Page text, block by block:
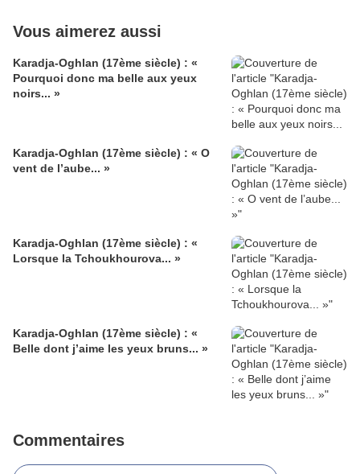
Vous aimerez aussi
Karadja-Oghlan (17ème siècle) : «
Pourquoi donc ma belle aux yeux
noirs... »
Karadja-Oghlan (17ème siècle) : « O
vent de l’aube... »
Karadja-Oghlan (17ème siècle) : «
Lorsque la Tchoukhourova... »
Karadja-Oghlan (17ème siècle) : «
Belle dont j’aime les yeux bruns... »
Commentaires